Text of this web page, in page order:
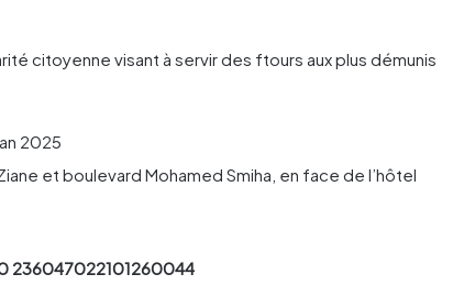
citoyenne visant à servir des ftours aux plus démunis
2025
et boulevard Mohamed Smiha, en face de l’hôtel
236047022101260044